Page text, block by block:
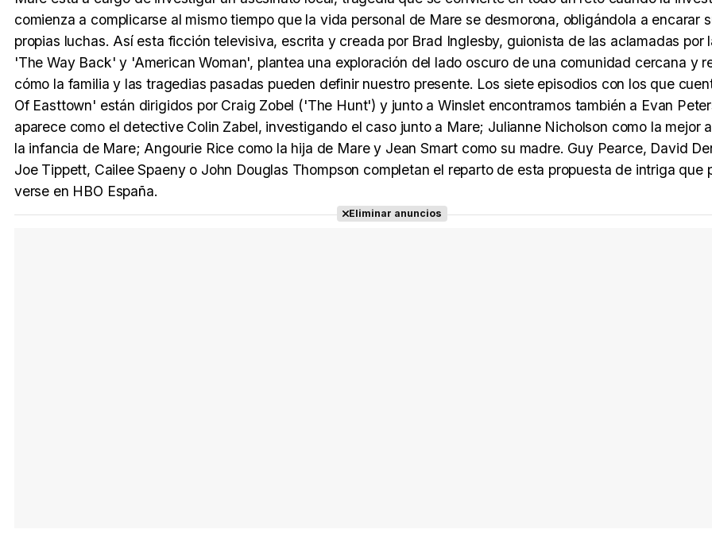
comienza a complicarse al mismo tiempo que la vida personal de Mare se desmorona, obligándola a encarar
propias luchas. Así esta ficción televisiva, escrita y creada por Brad Inglesby, guionista de las aclamadas por
'The Way Back' y 'American Woman', plantea una exploración del lado oscuro de una comunidad cercana y
cómo la familia y las tragedias pasadas pueden definir nuestro presente. Los siete episodios con los que
Of Easttown' están dirigidos por Craig Zobel ('The Hunt') y junto a Winslet encontramos también a Evan
aparece como el detective Colin Zabel, investigando el caso junto a Mare; Julianne Nicholson como la mejor
la infancia de Mare; Angourie Rice como la hija de Mare y Jean Smart como su madre. Guy Pearce, David
Joe Tippett, Cailee Spaeny o John Douglas Thompson completan el reparto de esta propuesta de intriga que
verse en HBO España.
Eliminar anuncios